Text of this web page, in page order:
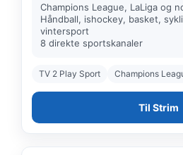
Champions League, LaLiga og
Håndball, ishockey, basket,
vintersport
8 direkte sportskanaler
TV 2 Play Sport Champions
Til Strim